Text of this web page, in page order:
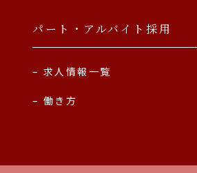
パート・アルバイト採用
求人情報一覧
働き方